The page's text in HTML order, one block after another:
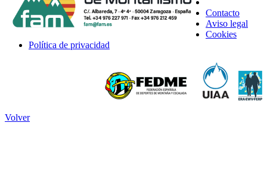
Contacto
Aviso legal
Cookies
Política de privacidad
Volver